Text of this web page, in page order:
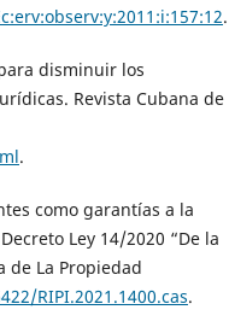
.
para disminuir los
Revista Cubana de
.
como garantías a la
Ley 14/2020 “De la
de La Propiedad
RIPI.2021.1400.cas.